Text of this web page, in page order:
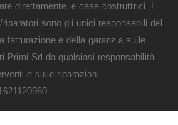
direttamente le case costruttrici. I
sono gli unici responsabili del
fatturazione e della garanzia sulle
Primi Srl da qualsiasi responsabilità
e sulle riparazioni.